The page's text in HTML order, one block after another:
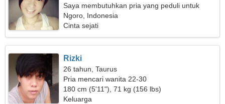
Saya membutuhkan pria yang peduli untuk
bepergian
Ngoro, Indonesia
Cinta sejati
Rizki
26 tahun, Taurus
Pria mencari wanita 22-30
180 cm (5'11"), 71 kg (156 lbs)
Keluarga